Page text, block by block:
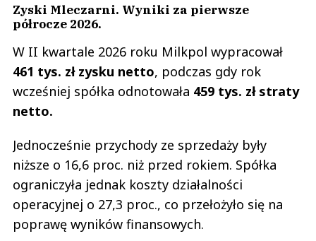
Zyski Mleczarni. Wyniki za pierwsze
półrocze 2026.
W II kwartale 2026 roku Milkpol wypracował
461 tys. zł zysku netto, podczas gdy rok
wcześniej spółka odnotowała 459 tys. zł straty
netto.
Jednocześnie przychody ze sprzedaży były
niższe o 16,6 proc. niż przed rokiem. Spółka
ograniczyła jednak koszty działalności
operacyjnej o 27,3 proc., co przełożyło się na
poprawę wyników finansowych.